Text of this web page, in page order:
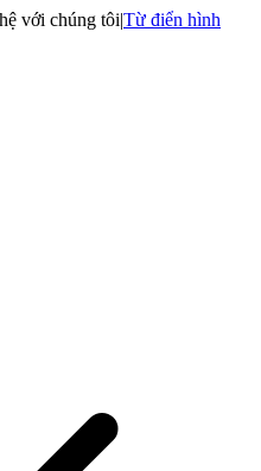
với chúng tôi|Từ điển hình